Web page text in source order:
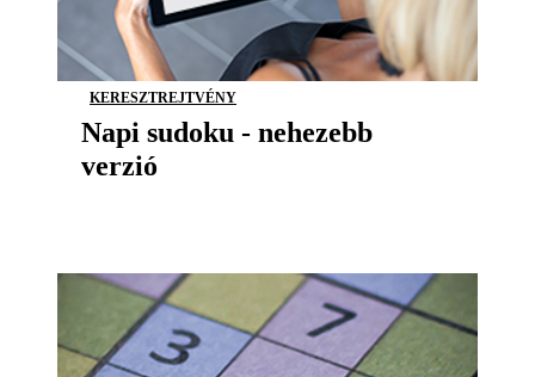
KERESZTREJTVÉNY
Napi sudoku - nehezebb
verzió